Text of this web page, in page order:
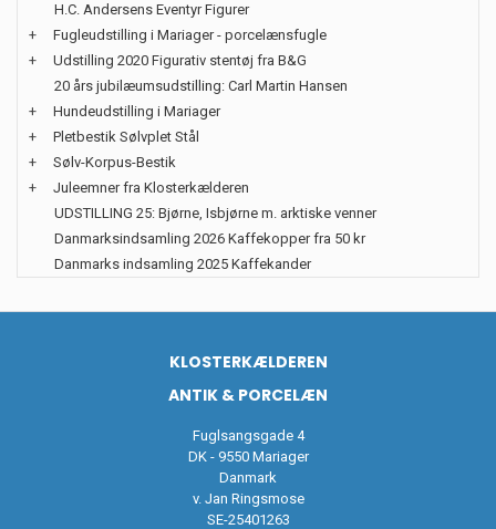
H.C. Andersens Eventyr Figurer
+
Fugleudstilling i Mariager - porcelænsfugle
+
Udstilling 2020 Figurativ stentøj fra B&G
20 års jubilæumsudstilling: Carl Martin Hansen
+
Hundeudstilling i Mariager
+
Pletbestik Sølvplet Stål
+
Sølv-Korpus-Bestik
+
Juleemner fra Klosterkælderen
UDSTILLING 25: Bjørne, Isbjørne m. arktiske venner
Danmarksindsamling 2026 Kaffekopper fra 50 kr
Danmarks indsamling 2025 Kaffekander
KLOSTERKÆLDEREN
ANTIK & PORCELÆN
Fuglsangsgade 4
DK - 9550 Mariager
Danmark
v. Jan Ringsmose
SE-25401263